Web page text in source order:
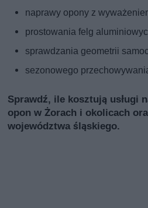
naprawy opony z
prostowania felg
sprawdzania geometrii
sezonowego
Sprawdź, ile kosztują usługi
opon w Żorach i okolicach
województwa śląskiego.